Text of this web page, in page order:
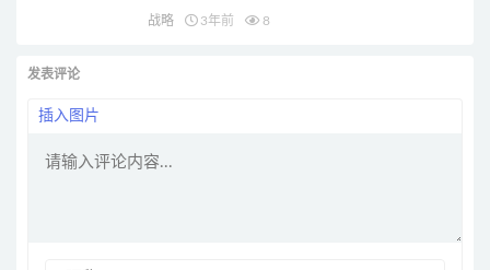
战略 3年前 8
发表评论
插入图片